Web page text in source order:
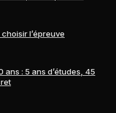
l’épreuve
: 5 ans d’études, 45